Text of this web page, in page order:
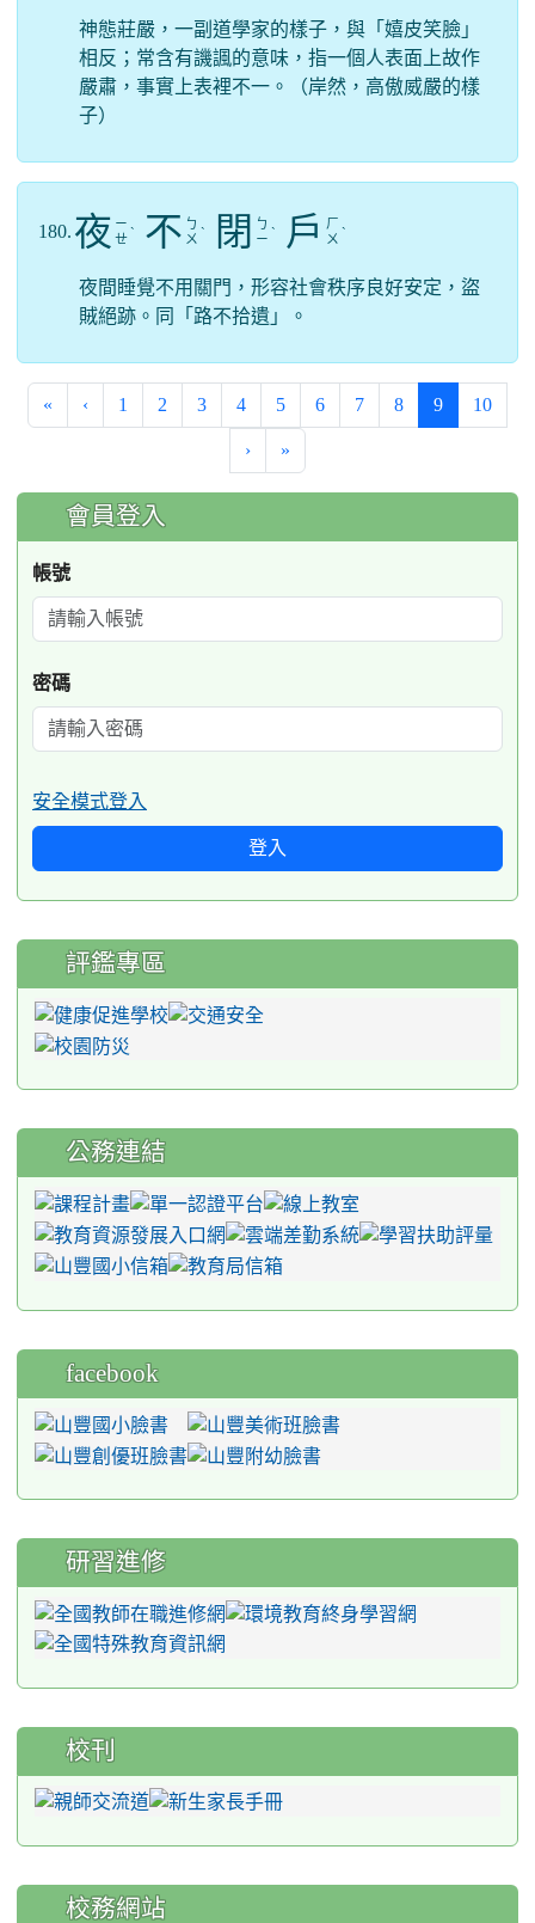
神態莊嚴，一副道學家的樣子，與「嬉皮笑臉」
相反；常含有譏諷的意味，指一個人表面上故作
嚴肅，事實上表裡不一。（岸然，高傲威嚴的樣
子）
180. 夜 ㄧ
ㄝˋ 不 ㄅ
ㄨ ˋ 閉
ㄅ
ㄧ ˋ 戶
ㄏ
ㄨ ˋ
夜間睡覺不用關門，形容社會秩序良好安定，盜
賊絕跡。同「路不拾遺」。
« ‹ 1 2 3 4 5 6 7 8 9(current)
10
› »
:::
會員登入
帳號
密碼
安全模式登入
登入
評鑑專區
公務連結
facebook
研習進修
校刊
校務網站